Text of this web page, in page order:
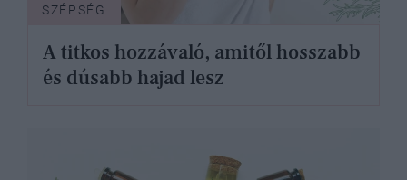
SZÉPSÉG
A titkos hozzávaló, amitől hosszabb
és dúsabb hajad lesz